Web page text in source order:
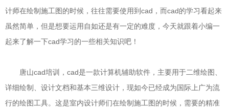
计师在绘制施工图的时候，往往需要使用到cad，而cad的学习看起来
虽然简单，但是想要运用自如还是有一定的难度，今天就跟着小编一
起来了解一下cad学习的一些相关知识吧！
唐山cad培训，cad是一款计算机辅助软件，主要用于二维绘图、
详细绘制、设计文档和基本三维设计，现如今已经成为国际上广为流
行的绘图工具。这是室内设计师们在绘制施工图的时候，需要的精准